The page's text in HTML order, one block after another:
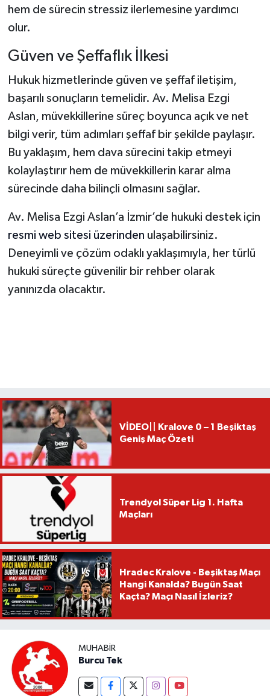
hem de sürecin stressiz ilerlemesine yardımcı
olur.
Güven ve Şeffaflık İlkesi
Hukuk hizmetlerinde güven ve şeffaf iletişim,
başarılı sonuçların temelidir. Av. Melisa Ezgi
Aslan, müvekkillerine süreç boyunca açık ve net
bilgi verir, tüm adımları şeffaf bir şekilde paylaşır.
Bu yaklaşım, hem dava sürecini takip etmeyi
kolaylaştırır hem de müvekkillerin karar alma
sürecinde daha bilinçli olmasını sağlar.
Av. Melisa Ezgi Aslan’a İzmir’de hukuki destek için
resmi web sitesi üzerinden ulaşabilirsiniz.
Deneyimli ve çözüm odaklı yaklaşımıyla, her türlü
hukuki süreçte güvenilir bir rehber olarak
yanınızda olacaktır.
VİDEO|| Kralove 0 – 1 Beşiktaş
Geniş Maç Özeti
Trendyol Süper Lig 1. Hafta
Maçları
Hradec Kralove - Beşiktaş Maçı
Hangi Kanalda? Bugün Saat
Kaçta? Maçı Nasıl İzleriz?
MUHABIR
Burcu Tek